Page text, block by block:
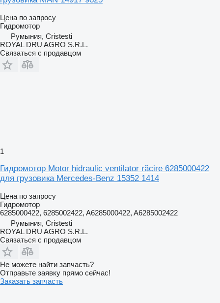
Цена по запросу
Гидромотор
Румыния, Cristesti
ROYAL DRU AGRO S.R.L.
Связаться с продавцом
1
Гидромотор Motor hidraulic ventilator răcire 6285000422
для грузовика Mercedes-Benz 15352 1414
Цена по запросу
Гидромотор
6285000422, 6285002422, A6285000422, A6285002422
Румыния, Cristesti
ROYAL DRU AGRO S.R.L.
Связаться с продавцом
Не можете найти запчасть?
Отправьте заявку прямо сейчас!
Заказать запчасть